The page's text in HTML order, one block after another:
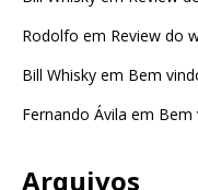
Rodolfo em Review do
Bill Whisky em Bem
Fernando Ávila em Bem
Arquivos